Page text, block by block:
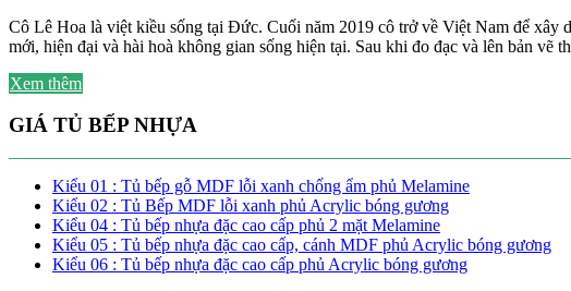
Cô Lê Hoa là việt kiều sống tại Đức. Cuối năm 2019 cô trở về Việt Nam để xây
mới, hiện đại và hài hoà không gian sống hiện tại. Sau khi đo đạc và lên bản
Xem thêm
GIÁ TỦ BẾP NHỰA
Kiểu 01 : Tủ bếp gỗ MDF lỗi xanh chống ẩm phủ Melamine
Kiểu 02 : Tủ Bếp MDF lỗi xanh phủ Acrylic bóng gương
Kiểu 04 : Tủ bếp nhựa đặc cao cấp phủ 2 mặt Melamine
Kiểu 05 : Tủ bếp nhựa đặc cao cấp, cánh MDF phủ Acrylic bóng gương
Kiểu 06 : Tủ bếp nhựa đặc cao cấp phủ Acrylic bóng gương